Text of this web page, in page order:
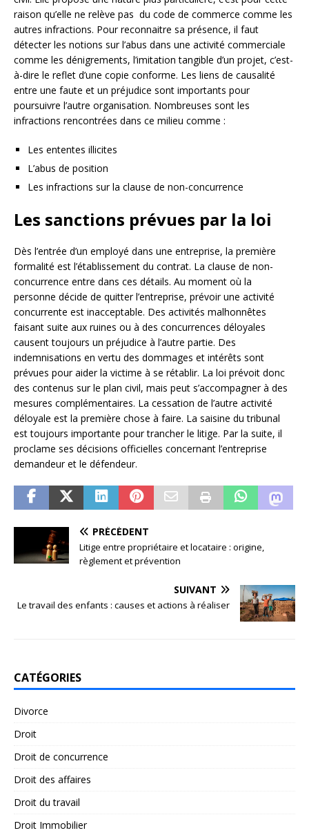
raison qu’elle ne relève pas du code de commerce comme les
autres infractions. Pour reconnaitre sa présence, il faut
détecter les notions sur l’abus dans une activité commerciale
comme les dénigrements, l’imitation tangible d’un projet, c’est-
à-dire le reflet d’une copie conforme. Les liens de causalité
entre une faute et un préjudice sont importants pour
poursuivre l’autre organisation. Nombreuses sont les
infractions rencontrées dans ce milieu comme :
Les ententes illicites
L’abus de position
Les infractions sur la clause de non-concurrence
Les sanctions prévues par la loi
Dès l’entrée d’un employé dans une entreprise, la première
formalité est l’établissement du contrat. La clause de non-
concurrence entre dans ces détails. Au moment où la
personne décide de quitter l’entreprise, prévoir une activité
concurrente est inacceptable. Des activités malhonnêtes
faisant suite aux ruines ou à des concurrences déloyales
causent toujours un préjudice à l’autre partie. Des
indemnisations en vertu des dommages et intérêts sont
prévues pour aider la victime à se rétablir. La loi prévoit donc
des contenus sur le plan civil, mais peut s’accompagner à des
mesures complémentaires. La cessation de l’autre activité
déloyale est la première chose à faire. La saisine du tribunal
est toujours importante pour trancher le litige. Par la suite, il
proclame ses décisions officielles concernant l’entreprise
demandeur et le défendeur.
PRÉCÉDENT
Litige entre propriétaire et locataire : origine,
règlement et prévention
SUIVANT
Le travail des enfants : causes et actions à réaliser
CATÉGORIES
Divorce
Droit
Droit de concurrence
Droit des affaires
Droit du travail
Droit Immobilier